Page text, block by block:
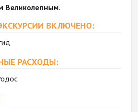
Великолепным.
ВКЛЮЧЕНО:
РАСХОДЫ: